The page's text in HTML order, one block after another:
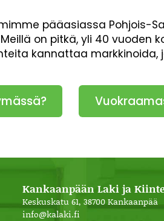
pääasiassa Pohjois-
on pitkä, yli 40 vuoden
kannattaa
Kankaanpään Laki ja
Keskuskatu 61, 38700 Kankaanpää
info@kalaki.fi